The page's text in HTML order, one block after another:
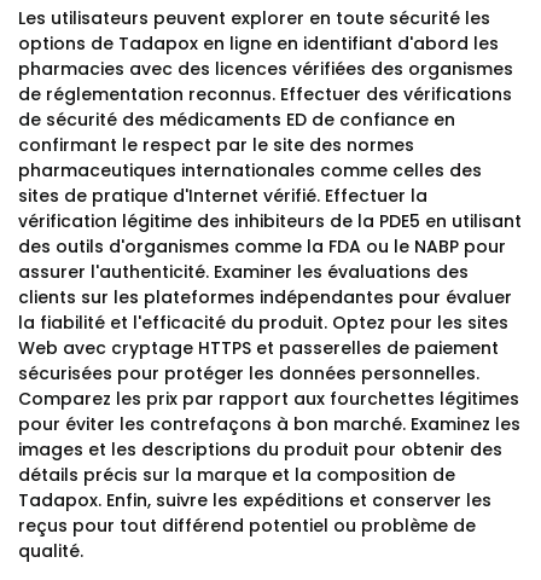
Les utilisateurs peuvent explorer en toute sécurité les
options de Tadapox en ligne en identifiant d'abord les
pharmacies avec des licences vérifiées des organismes
de réglementation reconnus. Effectuer des vérifications
de sécurité des médicaments ED de confiance en
confirmant le respect par le site des normes
pharmaceutiques internationales comme celles des
sites de pratique d'Internet vérifié. Effectuer la
vérification légitime des inhibiteurs de la PDE5 en utilisant
des outils d'organismes comme la FDA ou le NABP pour
assurer l'authenticité. Examiner les évaluations des
clients sur les plateformes indépendantes pour évaluer
la fiabilité et l'efficacité du produit. Optez pour les sites
Web avec cryptage HTTPS et passerelles de paiement
sécurisées pour protéger les données personnelles.
Comparez les prix par rapport aux fourchettes légitimes
pour éviter les contrefaçons à bon marché. Examinez les
images et les descriptions du produit pour obtenir des
détails précis sur la marque et la composition de
Tadapox. Enfin, suivre les expéditions et conserver les
reçus pour tout différend potentiel ou problème de
qualité.